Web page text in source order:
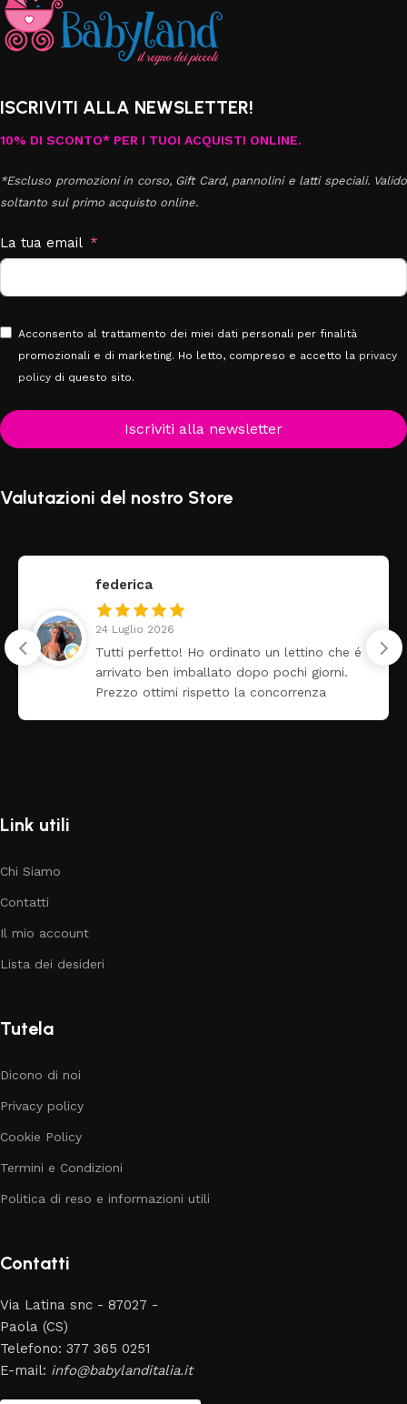
ISCRIVITI ALLA NEWSLETTER!
10% DI SCONTO* PER I TUOI ACQUISTI ONLINE.
*Escluso promozioni in corso, Gift Card, pannolini e latti speciali. Valido
soltanto sul primo acquisto online.
La tua email
Acconsento al trattamento dei miei dati personali per finalità
promozionali e di marketing. Ho letto, compreso e accetto la privacy
policy di questo sito.
Iscriviti alla newsletter
Valutazioni del nostro Store
federica
24 Luglio 2026
Tutti perfetto! Ho ordinato un lettino che é
arrivato ben imballato dopo pochi giorni.
Prezzo ottimi rispetto la concorrenza
Link utili
Chi Siamo
Contatti
Il mio account
Lista dei desideri
Tutela
Dicono di noi
Privacy policy
Cookie Policy
Termini e Condizioni
Politica di reso e informazioni utili
Contatti
Via Latina snc - 87027 -
Paola (CS)
Telefono: 377 365 0251
E-mail: info@babylanditalia.it